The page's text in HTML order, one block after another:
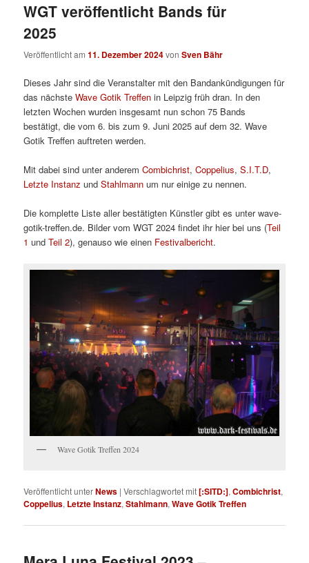
WGT veröffentlicht Bands für
2025
Veröffentlicht am11. Dezember 2024vonSven Bähr
Dieses Jahr sind die Veranstalter mit den Bandankündigungen für
das nächsteWave Gotik Treffen in Leipzig früh dran. In den
letzten Wochen wurden insgesamt nun schon 75 Bands
bestätigt, die vom 6. bis zum 9. Juni 2025 auf dem 32. Wave
Gotik Treffen auftreten werden.
Mit dabei sind unter anderemCombichrist,Coppelius,S.I.T.D,
Letzte Instanz undStahlmannum nur einige zu nennen.
Die komplette Liste aller bestätigten Künstler gibt es unter wave-
gotik-treffen.de. Bilder vom WGT 2024 findet ihr hier bei uns (Teil
1undTeil 2), genauso wie einen Festivalbericht.
Wave Gotik Treffen 2024
Veröffentlicht unterNews |Verschlagwortet mit[:SITD:],Combichrist,
Coppelius, Letzte Instanz,Stahlmann,Wave Gotik Treffen